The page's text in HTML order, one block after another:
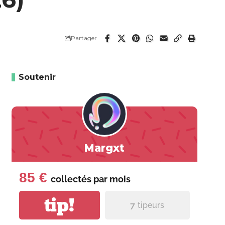
Partager
Soutenir
Margxt
85 € collectés par mois
tip! 7 tipeurs